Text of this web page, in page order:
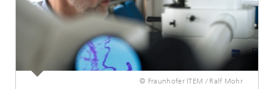
© Fraunhofer ITEM / Ralf Mohr